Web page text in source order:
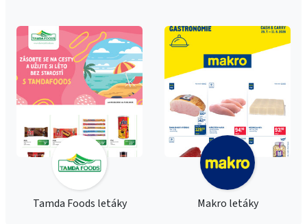
Tamda Foods letáky Makro letáky